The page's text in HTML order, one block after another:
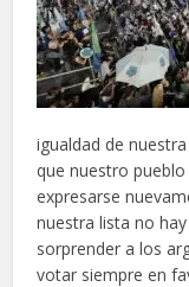
igualdad de
que nuestro
expresarse
nuestra lista no
sorprender a los
votar siempre en